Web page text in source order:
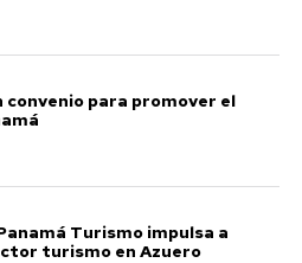
convenio para promover el
Turismo impulsa a
turismo en Azuero